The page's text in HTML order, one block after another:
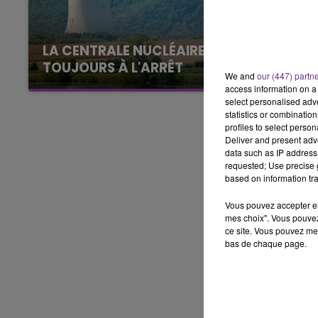
LA CENTRALE NUCLÉAIRE DE CHOOZ
TOUJOURS À L'ARRÊT
Cela fait déjà une semaine que la centrale
nucléaire ardennaise est à l'arrêt. Une situation
justifiée par la sécheresse intense qui est
We and our (447)
access information on
select personalised
statistics or
profiles to select
Deliver and present
data such as IP
requested; Use precise
based on information
Vous pouvez accepter
mes choix". Vous
ce site. Vous pouvez
bas de chaque page.